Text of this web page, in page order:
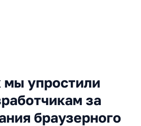
упростили
за
браузерного